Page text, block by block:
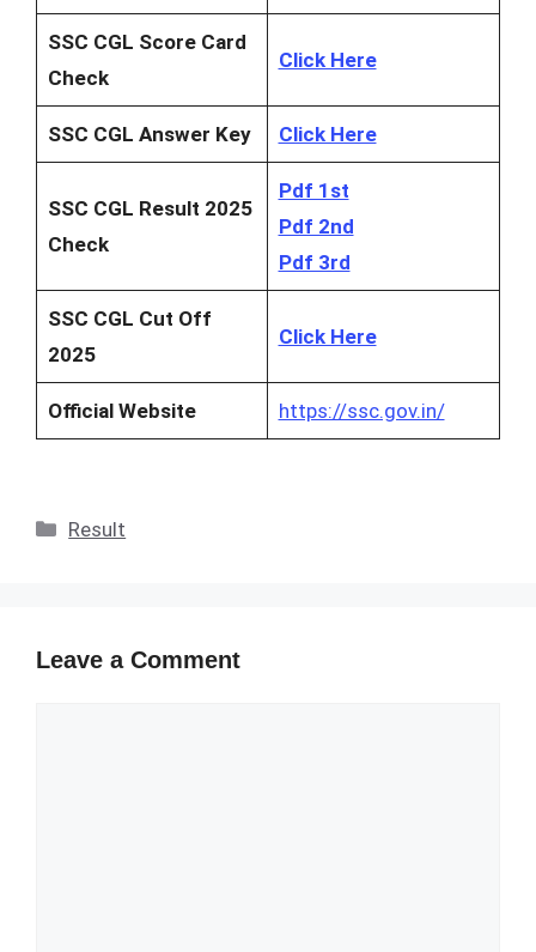
SSC CGL Score Card
Check
Click Here
SSC CGL Answer Key Click Here
SSC CGL Result 2025
Check
Pdf 1st
Pdf 2nd
Pdf 3rd
SSC CGL Cut Off
2025
Click Here
Official Website https://ssc.gov.in/
Categories
Result
Leave a Comment